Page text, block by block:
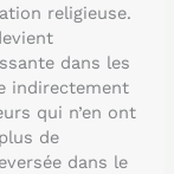
religieuse.
dans les
indirectement
qui n’en ont
de
dans le